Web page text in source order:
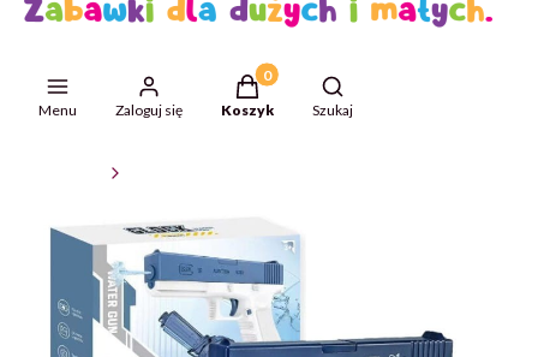
Menu Zaloguj się
Produkty w koszyku: 0. Zobacz
Koszyk
Otwórz wyszukiwarkę
Szukaj